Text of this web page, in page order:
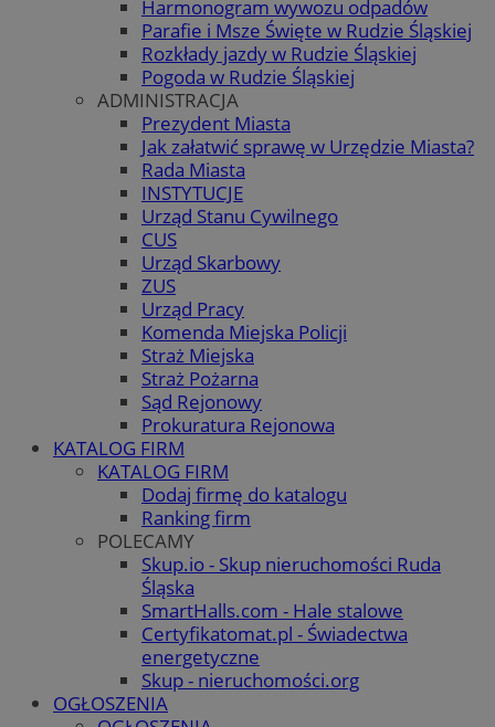
Harmonogram wywozu odpadów
Parafie i Msze Święte w Rudzie Śląskiej
Rozkłady jazdy w Rudzie Śląskiej
Pogoda w Rudzie Śląskiej
ADMINISTRACJA
Prezydent Miasta
Jak załatwić sprawę w Urzędzie Miasta?
Rada Miasta
INSTYTUCJE
Urząd Stanu Cywilnego
CUS
Urząd Skarbowy
ZUS
Urząd Pracy
Komenda Miejska Policji
Straż Miejska
Straż Pożarna
Sąd Rejonowy
Prokuratura Rejonowa
KATALOG FIRM
KATALOG FIRM
Dodaj firmę do katalogu
Ranking firm
POLECAMY
Skup.io - Skup nieruchomości Ruda
Śląska
SmartHalls.com - Hale stalowe
Certyfikatomat.pl - Świadectwa
energetyczne
Skup - nieruchomości.org
OGŁOSZENIA